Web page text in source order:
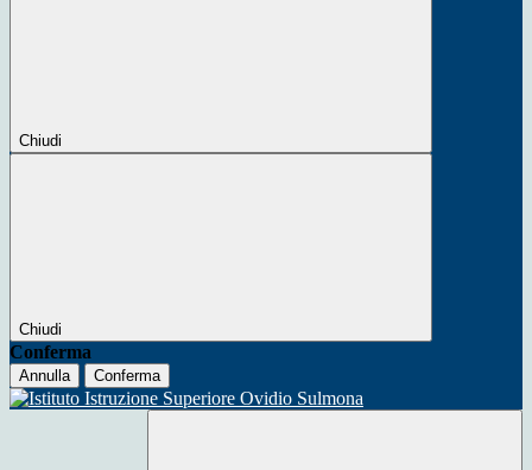
Chiudi
Chiudi
Conferma
Annulla Conferma